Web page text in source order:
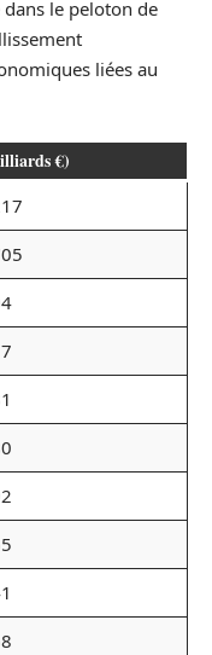
le peloton de
liées au
€)